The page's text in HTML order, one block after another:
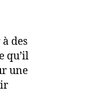
des
qu’il
une